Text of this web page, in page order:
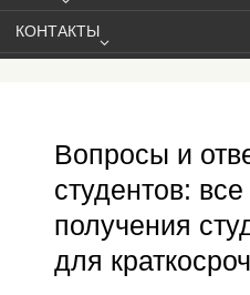
КОНТАКТЫ
Вопросы и
студентов:
получения
для